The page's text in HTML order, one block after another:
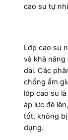
cao su tự
Lớp cao su
và khả
dài. Các
chống ẩm
lớp cao su
áp lực đè
tốt, không
dụng.